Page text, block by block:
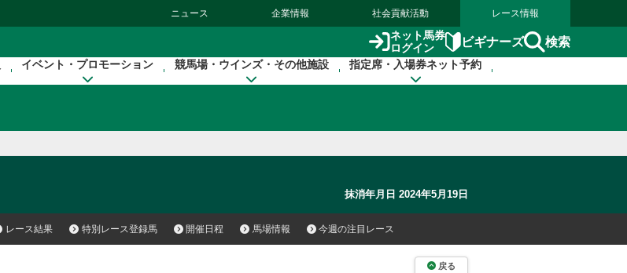
ニュース 企業情報 社会貢献活動 レース情報
ネット馬券
ログイン
ビギナーズ 検索
イベント・プロモーション 競馬場・ウインズ・その他施設 指定席・入場券ネット予約
抹消年月日 2024年5月19日
レース結果 特別レース登録馬 開催日程 馬場情報 今週の注目レース
戻る